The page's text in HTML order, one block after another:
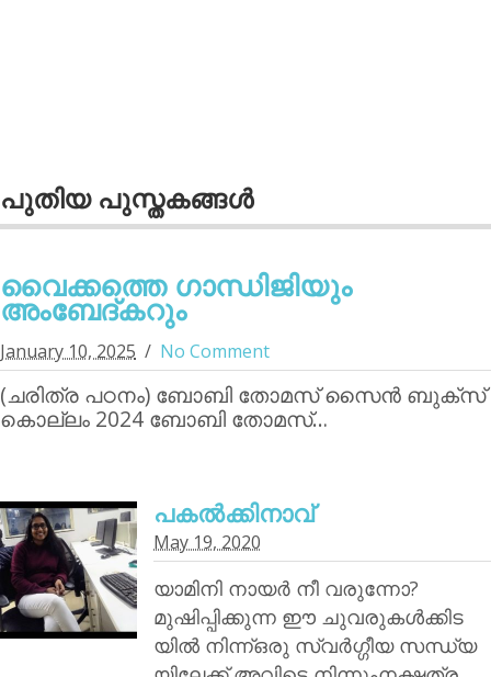
പുതിയ പുസ്തകങ്ങള്‍
വൈക്കത്തെ ഗാന്ധിജിയും
അംബേദ്കറും
January 10, 2025 No Comment
(ചരിത്ര പഠനം) ബോബി തോമസ് സൈന്‍ ബുക്‌സ്
കൊല്ലം 2024 ബോബി തോമസ്…
പകൽക്കിനാവ്‌
May 19, 2020
യാമിനി നായര്‍ നീ വരുന്നോ?
മുഷിപ്പിക്കുന്ന ഈ ചുവരുകൾക്കിട
യിൽ നിന്ന്ഒരു സ്വർഗ്ഗീയ സന്ധ്യ